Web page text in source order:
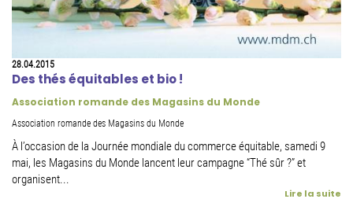
28.04.2015
Des thés équitables et bio !
Association romande des Magasins du Monde
Association romande des Magasins du Monde
À l’occasion de la Journée mondiale du commerce équitable, samedi 9
mai, les Magasins du Monde lancent leur campagne “Thé sûr ?” et
organisent...
Lire la suite